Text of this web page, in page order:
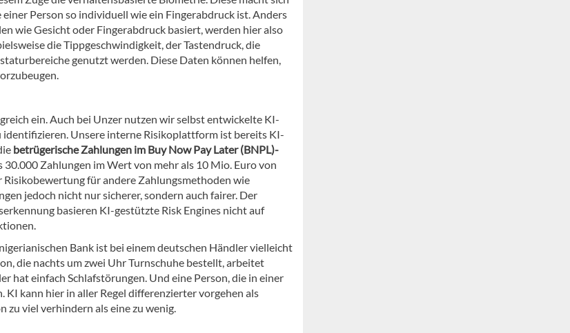
Person so individuell wie ein Fingerabdruck ist. Anders
wie Gesicht oder Fingerabdruck basiert, werden hier also
die Tippgeschwindigkeit, der Tastendruck, die
genutzt werden. Diese Daten können helfen,
ein. Auch bei Unzer nutzen wir selbst entwickelte KI-
Unsere interne Risikoplattform ist bereits KI-
betrügerische Zahlungen im Buy Now Pay Later (BNPL)-
Zahlungen im Wert von mehr als 10 Mio. Euro von
für andere Zahlungsmethoden wie
jedoch nicht nur sicherer, sondern auch fairer. Der
basieren KI-gestützte Risk Engines nicht auf
Bank ist bei einem deutschen Händler vielleicht
die nachts um zwei Uhr Turnschuhe bestellt, arbeitet
hat einfach Schlafstörungen. Und eine Person, die in einer
kann hier in aller Regel differenzierter vorgehen als
zu viel verhindern als eine zu wenig.